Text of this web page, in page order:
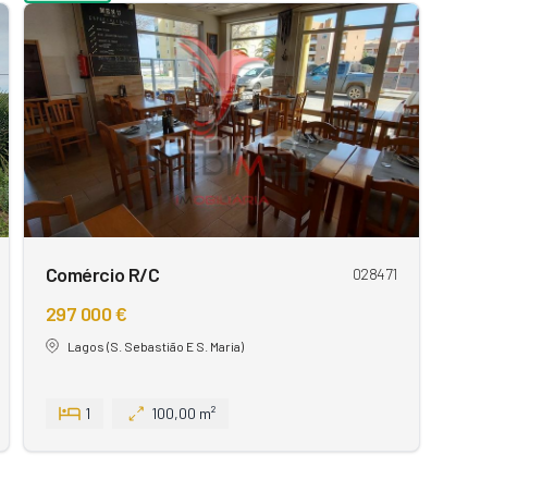
Comércio R/C 028471
297 000 €
Lagos (S. Sebastião E S. Maria)
1 100,00 m²